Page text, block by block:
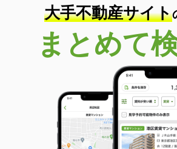
大手不動産サイト
まとめて